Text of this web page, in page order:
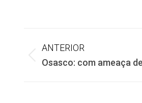
Navegação
de
ANTERIOR
Post
Osasco: com ameaça